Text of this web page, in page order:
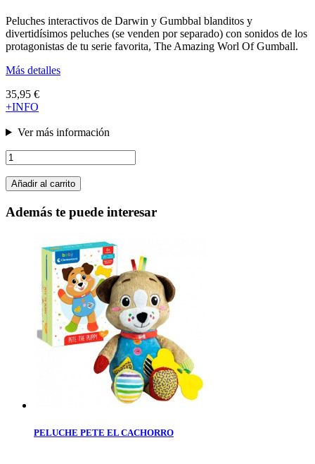
Peluches interactivos de Darwin y Gumbbal blanditos y
divertidísimos peluches (se venden por separado) con sonidos de los
protagonistas de tu serie favorita, The Amazing Worl Of Gumball.
Más detalles
35,95 €
+INFO
Ver más información
Añadir al carrito
Además te puede interesar
PELUCHE PETE EL CACHORRO